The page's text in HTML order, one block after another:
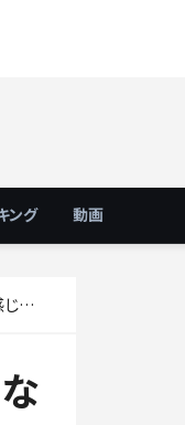
ング 動画
さ